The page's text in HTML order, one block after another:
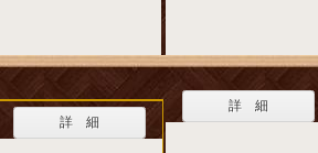
詳 細
詳 細